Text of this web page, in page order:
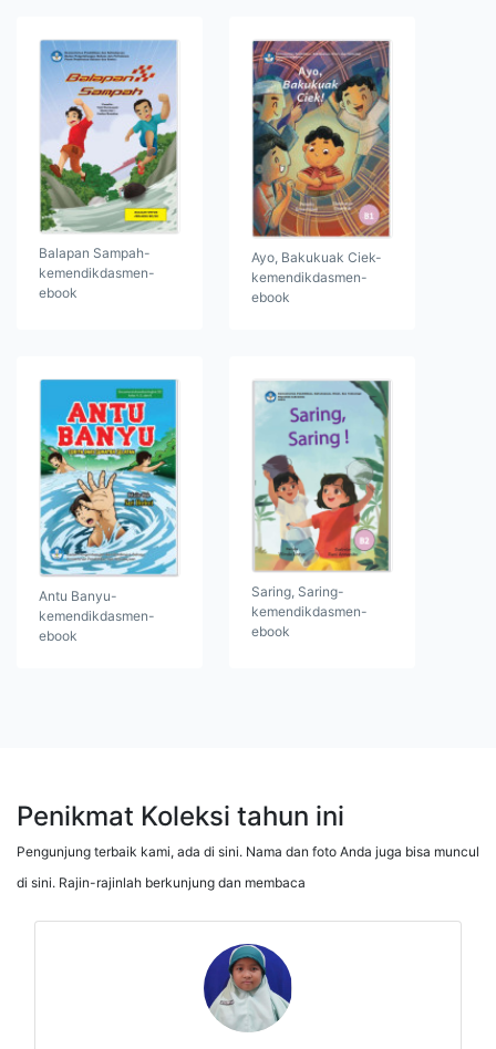
Balapan Sampah-
kemendikdasmen-
ebook
Ayo, Bakukuak Ciek-
kemendikdasmen-
ebook
Antu Banyu-
kemendikdasmen-
ebook
Saring, Saring-
kemendikdasmen-
ebook
Penikmat Koleksi tahun ini
Pengunjung terbaik kami, ada di sini. Nama dan foto Anda juga bisa muncul
di sini. Rajin-rajinlah berkunjung dan membaca